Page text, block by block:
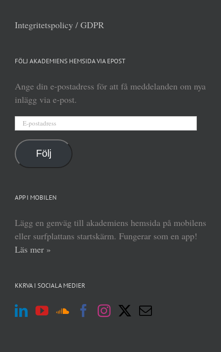
Integritetspolicy / GDPR
FÖLJ AKADEMIENS HEMSIDA VIA EPOST
Ange din e-postadress för att få meddelanden om nya
inlägg via e-post.
postadress
Följ
APP I MOBILEN
Lägg en genväg till akademiens hemsida på mobilens
eller surfplattans startskärm. Fungerar som en app!
Läs mer »
KKRVA I SOCIALA MEDIER